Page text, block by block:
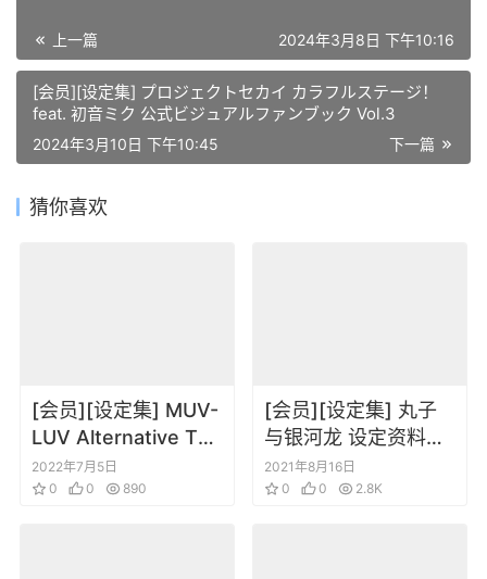
上一篇 2024年3月8日 下午10:16
[会员][设定集] プロジェクトセカイ カラフルステージ！
feat. 初音ミク 公式ビジュアルファンブック Vol.3
下一篇
2024年3月10日 下午10:45
猜你喜欢
[会员][设定集] MUV-
LUV Alternative TSF
Cross Operation 1
wPoster Art Works
2022年7月5日
0
0 890
[会员][设定集] 丸子
与银河龙 设定资料集
中文版
2021年8月16日
0
0 2.8K